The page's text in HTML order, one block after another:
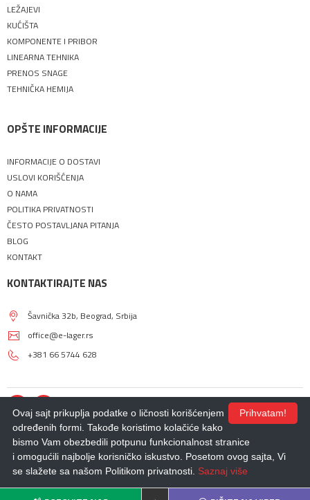
LEŽAJEVI
KUĆIŠTA
KOMPONENTE I PRIBOR
LINEARNA TEHNIKA
PRENOS SNAGE
TEHNIČKA HEMIJA
OPŠTE INFORMACIJE
INFORMACIJE O DOSTAVI
USLOVI KORIŠĆENJA
O NAMA
POLITIKA PRIVATNOSTI
ČESTO POSTAVLJANA PITANJA
BLOG
KONTAKT
KONTAKTIRAJTE NAS
Šavnička 32b, Beograd, Srbija
office@e-lager.rs
+381 66 5744 628
© 2018 - 2026 |E-LAGER. Sva prava zadržana.
Izdrada Internet prodavnice,Izrada sajta,Izrada mobilnih aplikacijaiSEO
optimizacija sajta - *nbgteam.com
Prihvatam!
Ovaj sajt prikuplja podatke o ličnosti korišćenjem
određenih formi. Takođe koristimo kolačiće kako
bismo Vam obezbedili potpunu funkcionalnost stranice
i omogućili najbolje korisničko iskustvo. Posetom ovog sajta, Vi
se slažete sa našom Politikom privatnosti. Saznaj više